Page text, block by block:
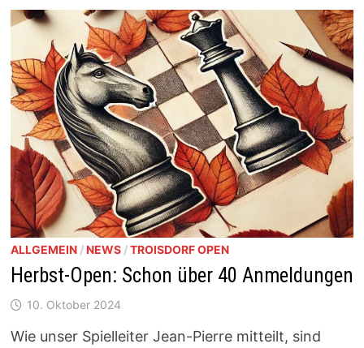
ZUM
HERBSTOPEN
ALLGEMEIN/NEWS/TROISDORF OPEN
Herbst-Open: Schon über 40 Anmeldungen
10. Oktober 2024
Wie unser Spielleiter Jean-Pierre mitteilt, sind